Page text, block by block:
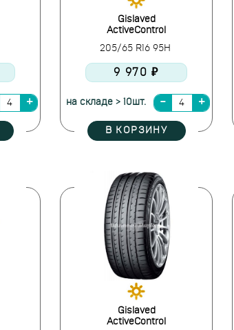
Gislaved
ActiveControl
205/65 R16 95H
9 970 ₽
на складе > 10шт.
В КОРЗИНУ
Gislaved
ActiveControl